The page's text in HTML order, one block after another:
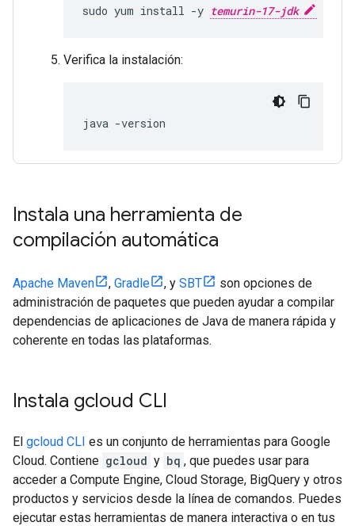
sudo yum install -y temurin-17-jdk
Verifica la instalación:
java -version
Instala una herramienta de
compilación automática
Apache Maven , Gradle , y SBT
son opciones de
administración de paquetes que pueden ayudar a compilar
dependencias de aplicaciones de Java de manera rápida y
coherente en todas las plataformas.
Instala gcloud CLI
El gcloud CLI es un conjunto de herramientas para Google
Cloud. Contiene gcloud y bq , que puedes usar para
acceder a Compute Engine, Cloud Storage, BigQuery y otros
productos y servicios desde la línea de comandos. Puedes
ejecutar estas herramientas de manera interactiva o en tus